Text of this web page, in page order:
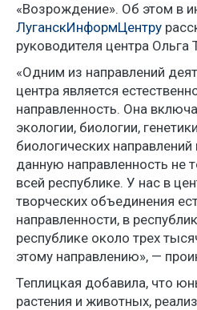
«Возрождение». Об этом в
ЛуганскИнформЦентру
руководителя центра Ольга
«Одним из направлений
центра является
направленность. Она
экологии, биологии,
биологических
данную направленность не
всей республике. У нас в
творческих объединения
направленности, в
республике около трех
этому направлению», —
Теплицкая добавила, что
растения и животных,